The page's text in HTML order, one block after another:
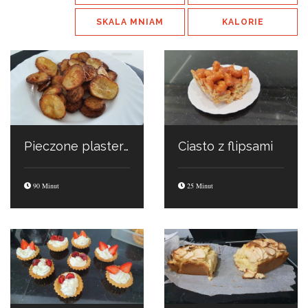
SKALA MNIAM KALORIE
Pieczone plasterki ziemniaczków
90 Minut
Ciasto z flipsami
25 Minut